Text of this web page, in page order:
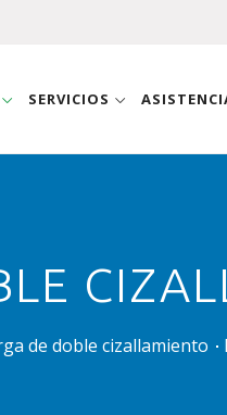
SERVICIOS
de doble cizallamiento